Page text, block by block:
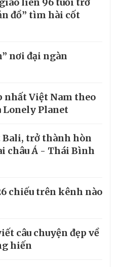
đồ” tìm hài cốt
nơi đại ngàn
nhất Việt Nam theo
Lonely Planet
Bali, trở thành hòn
châu Á - Thái Bình
chiếu trên kênh nào
câu chuyện đẹp về
hiến